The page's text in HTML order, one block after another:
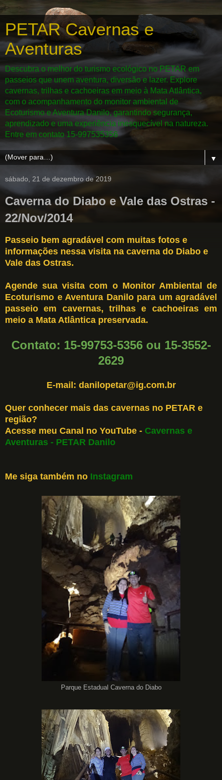
PETAR Cavernas e
Aventuras
Descubra o melhor do turismo ecológico no PETAR em
passeios que unem aventura, diversão e lazer. Explore
cavernas, trilhas e cachoeiras em meio à Mata Atlântica,
com o acompanhamento do monitor ambiental de
Ecoturismo e Aventura Danilo, garantindo segurança,
aprendizado e uma experiência inesquecível na natureza.
Entre em contato 15-997535356
▼
sábado, 21 de dezembro de 2019
Caverna do Diabo e Vale das Ostras -
22/Nov/2014
Passeio bem agradável com muitas fotos e
informações nessa visita na caverna do Diabo e
Vale das Ostras.
Agende sua visita com o Monitor Ambiental de
Ecoturismo e Aventura Danilo para um agradável
passeio em cavernas, trilhas e cachoeiras em
meio a Mata Atlântica preservada.
Contato: 15-99753-5356 ou 15-3552-
2629
E-mail: danilopetar@ig.com.br
Quer conhecer mais das cavernas no PETAR e
região?
Acesse meu Canal no YouTube - Cavernas e
Aventuras - PETAR Danilo
Me siga também no Instagram
Parque Estadual Caverna do Diabo